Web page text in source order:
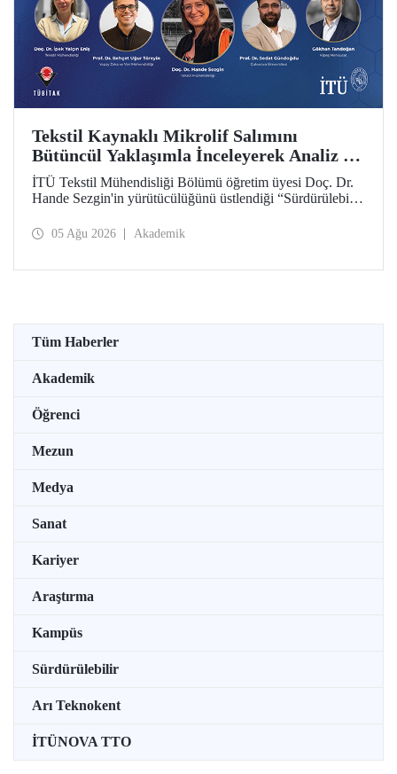
Tekstil Kaynaklı Mikrolif Salımını
Bütüncül Yaklaşımla İnceleyerek Analiz ve
Azaltım Stratejileri Geliştirecek Projeye
TÜBİTAK Desteği
İTÜ Tekstil Mühendisliği Bölümü öğretim üyesi Doç. Dr.
Hande Sezgin'in yürütücülüğünü üstlendiği “Sürdürülebilir
Koşullarına Bağlı Mikrolif Salımı: Aşınma, UV Maruziyeti
05 Ağu 2026 Akademik
Tüm Haberler
Akademik
Öğrenci
Mezun
Medya
Sanat
Kariyer
Araştırma
Kampüs
Sürdürülebilir
Arı Teknokent
İTÜNOVA TTO